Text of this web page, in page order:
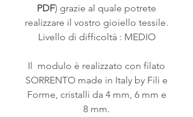
PDF) grazie al quale potrete
realizzare il vostro gioiello tessile.
Livello di difficoltà : MEDIO
Il modulo è realizzato con filato
SORRENTO made in Italy by Fili e
Forme, cristalli da 4 mm, 6 mm e
8 mm.